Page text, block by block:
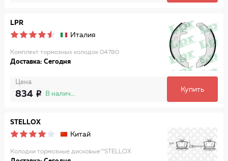
LPR
Италия
Комплект тормозных колодок 04780
Доставка: Сегодня
Цена
834 В наличии
Купить
STELLOX
Китай
Колодки тормозные дисковые™STELLOX